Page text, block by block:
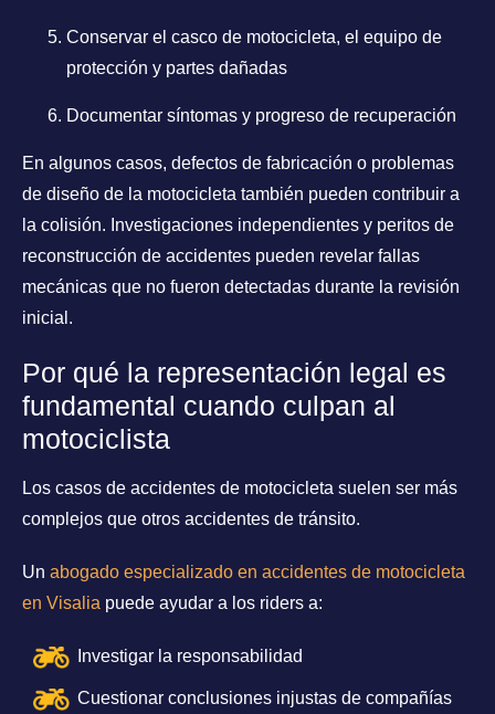
Conservar el casco de motocicleta, el equipo de
protección y partes dañadas
Documentar síntomas y progreso de recuperación
En algunos casos, defectos de fabricación o problemas
de diseño de la motocicleta también pueden contribuir a
la colisión. Investigaciones independientes y peritos de
reconstrucción de accidentes pueden revelar fallas
mecánicas que no fueron detectadas durante la revisión
inicial.
Por qué la representación legal es
fundamental cuando culpan al
motociclista
Los casos de accidentes de motocicleta suelen ser más
complejos que otros accidentes de tránsito.
Un abogado especializado en accidentes de motocicleta
en Visalia puede ayudar a los riders a:
Investigar la responsabilidad
Cuestionar conclusiones injustas de compañías